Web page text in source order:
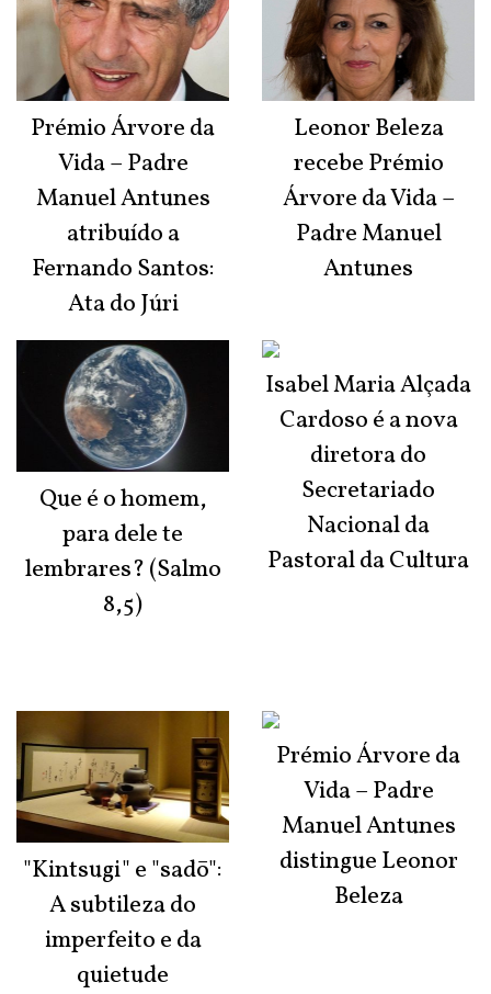
Prémio Árvore da
Vida – Padre
Manuel Antunes
atribuído a
Fernando Santos:
Ata do Júri
Que é o homem,
para dele te
lembrares? (Salmo
8,5)
"Kintsugi" e "sadō":
A subtileza do
imperfeito e da
quietude
Leonor Beleza
recebe Prémio
Árvore da Vida –
Padre Manuel
Antunes
Isabel Maria Alçada
Cardoso é a nova
diretora do
Secretariado
Nacional da
Pastoral da Cultura
Prémio Árvore da
Vida – Padre
Manuel Antunes
distingue Leonor
Beleza